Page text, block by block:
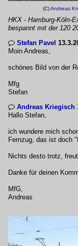
(C)Andreas
HKX - Hamburg-Köln-
bespannt mit der 120
 Stefan Pavel
Moin Andreas,
schönes Bild von der
Mfg
Stefan
 Andreas Kriegisch
Hallo Stefan,
ich wundere mich
Fernzug, das ist doch
Nichts desto trotz,
Danke für deinen
MfG,
Andreas